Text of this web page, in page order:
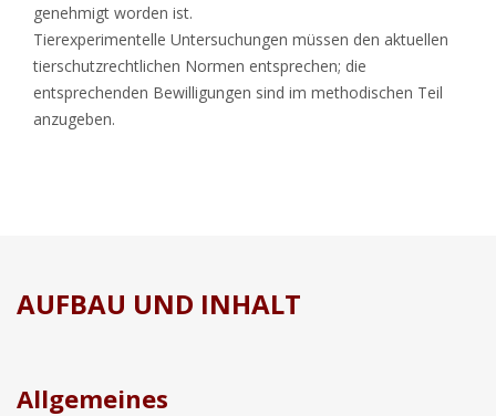
genehmigt worden ist.
Tierexperimentelle Untersuchungen müssen den aktuellen
tierschutzrechtlichen Normen entsprechen; die
entsprechenden Bewilligungen sind im methodischen Teil
anzugeben.
AUFBAU UND INHALT
Allgemeines